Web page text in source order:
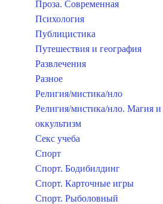
Проза. Современная
Психология
Публицистика
Путешествия и география
Развлечения
Разное
Религия/мистика/нло
Религия/мистика/нло. Магия и
оккультизм
Секс учеба
Спорт
Спорт. Бодибилдинг
Спорт. Карточные игры
Спорт. Рыболовный